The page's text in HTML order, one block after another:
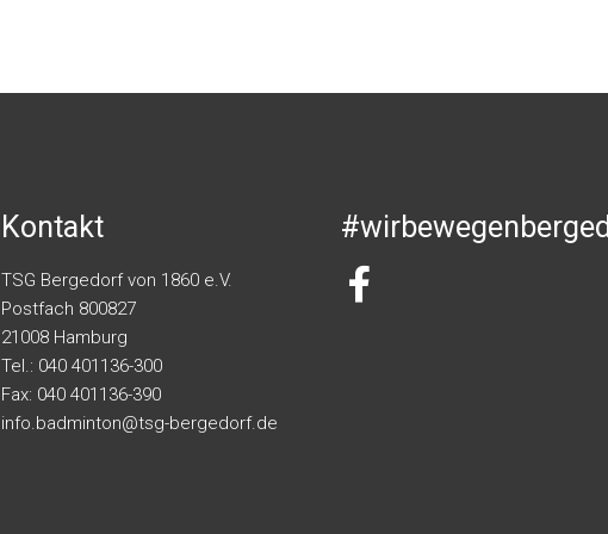
Kontakt
TSG Bergedorf von 1860 e.V.
Postfach 800827
21008 Hamburg
Tel.: 040 401136-300
Fax: 040 401136-390
info.badminton@tsg-bergedorf.de